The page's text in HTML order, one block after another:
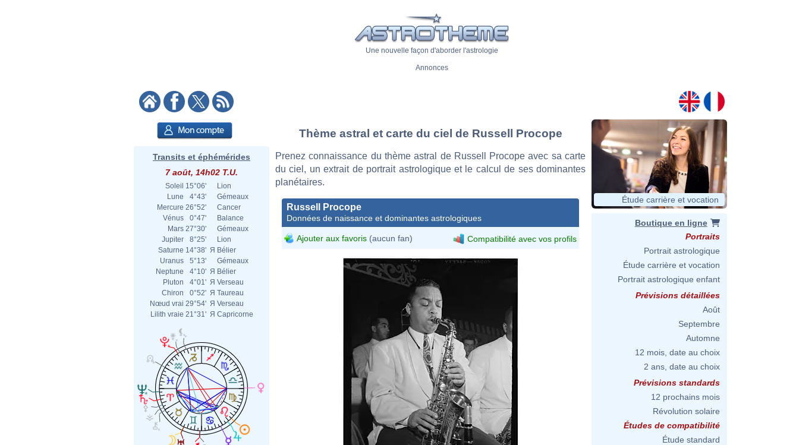
Une nouvelle façon d'aborder l'astrologie
Annonces
Transits et éphémérides
7 août, 14h02 T.U.
Soleil 15°06'
Lion
Lune
4°43'
Gémeaux
Mercure 26°52'
Cancer
Vénus
0°47'
Balance
Mars 27°30'
Gémeaux
Jupiter
8°25'
Lion
Saturne 14°38' Я Bélier
Uranus
5°13'
Gémeaux
Neptune
4°10' Я Bélier
Pluton
4°01' Я Verseau
Chiron
0°52' Я Taureau
Nœud vrai 29°54' Я Verseau
Lilith vraie 21°31' Я Capricorne
Thème astral et carte du ciel de Russell Procope
Prenez connaissance du thème astral de Russell Procope avec sa carte
du ciel, un extrait de portrait astrologique et le calcul de ses dominantes
planétaires.
Russell Procope
Données de naissance et dominantes astrologiques
Ajouter aux favoris (aucun fan) Compatibilité avec vos profils
William P. Gottlieb
Étude carrière et vocation
Boutique en ligne
Portraits
Portrait astrologique
Étude carrière et vocation
Portrait astrologique enfant
Prévisions détaillées
Août
Septembre
Automne
12 mois, date au choix
2 ans, date au choix
Prévisions standards
12 prochains mois
Révolution solaire
Études de compatibilité
Étude standard